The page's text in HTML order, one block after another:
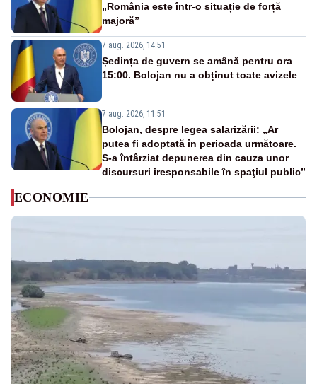
„România este într-o situație de forță
majoră”
7 aug. 2026, 14:51
Ședința de guvern se amână pentru ora
15:00. Bolojan nu a obținut toate avizele
7 aug. 2026, 11:51
Bolojan, despre legea salarizării: „Ar
putea fi adoptată în perioada următoare.
S-a întârziat depunerea din cauza unor
discursuri iresponsabile în spaţiul public”
ECONOMIE